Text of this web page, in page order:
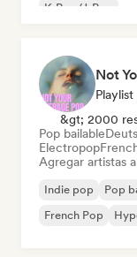
K-Pop/J-Pop
&gt; 2000
Pop bailable
Electropop
Agregar artistas
Indie pop Pop
French Pop